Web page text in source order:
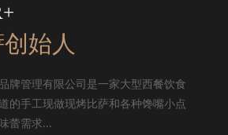
始人
牌管理有限公司是一家大型西餐饮食
的手工现做现烤比萨和各种馋嘴小点
蕾需求...